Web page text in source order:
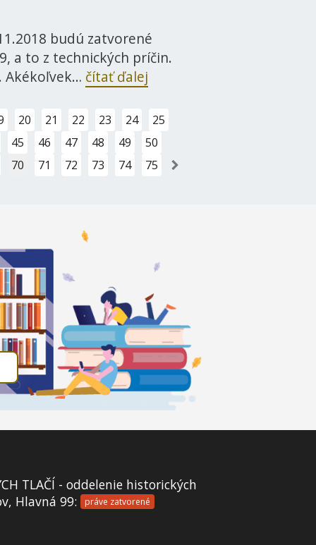
budú zatvorené
a to z technických príčin.
Akékoľvek… čítať ďalej
20 21 22 23 24
25
45
46 47 48 49
50
70
71 72 73 74 75
TLAČÍ - oddelenie historických
Hlavná 99:
práve zatvorené